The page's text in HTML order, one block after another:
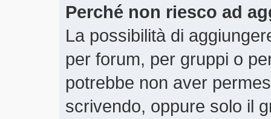
Perché non riesco ad
La possibilità di
per forum, per gruppi o
potrebbe non aver
scrivendo, oppure solo il